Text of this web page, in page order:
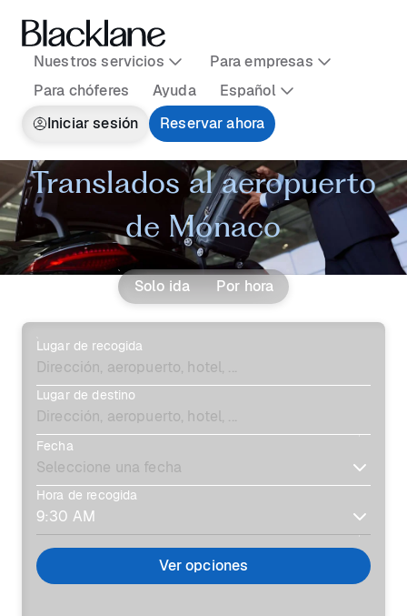
Nuestros servicios
Para empresas
Para chóferes
Ayuda
Español
Iniciar sesión
Reservar ahora
Translados al aeropuerto
de Mónaco
Solo ida Por hora
Lugar de recogida
Lugar de destino
Fecha
Hora de recogida
Ver opciones